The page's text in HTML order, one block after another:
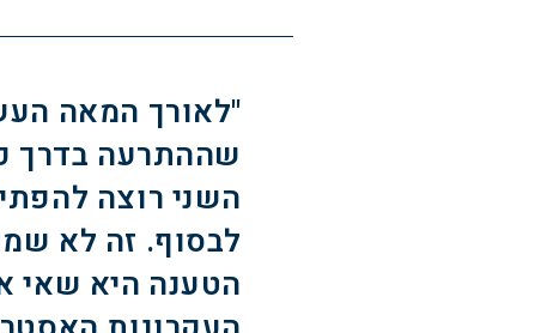
"לאורך המאה
שההתרעה בדרך
השני רוצה
לבסוף. זה לא
הטענה היא